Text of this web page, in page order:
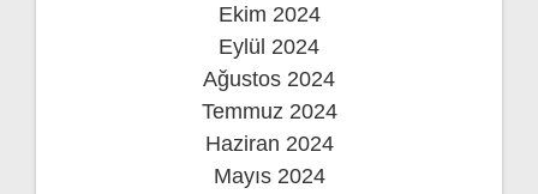
Ekim 2024
Eylül 2024
Ağustos 2024
Temmuz 2024
Haziran 2024
Mayıs 2024